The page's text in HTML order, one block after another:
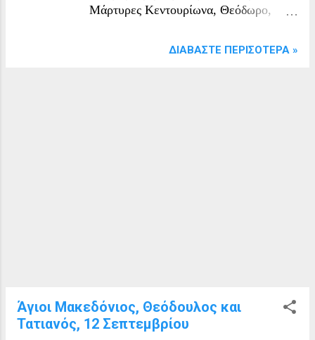
Μάρτυρες Κεντουρίωνα, Θεόδωρο,
τιμώνται στις 4 Σεπτεμβρίου. Σε
ΔΙΑΒΆΣΤΕ ΠΕΡΙΣΌΤΕΡΑ »
Άγιοι Μακεδόνιος, Θεόδουλος και
Τατιανός, 12 Σεπτεμβρίου